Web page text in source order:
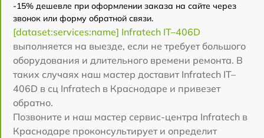
-15% дешевле при оформлении заказа на сайте через
звонок или форму обратной связи.
[dataset:services:name] Infratech IT–406D
выполняется на выезде, если не требует большого
оборудования и длительного времени ремонта. В
таких случаях наш мастер доставит Infratech IT–
406D в сц Infratech в Краснодаре и привезет
обратно.
Позвоните и наш мастер сервис-центра Infratech в
Краснодаре проконсультирует и определит